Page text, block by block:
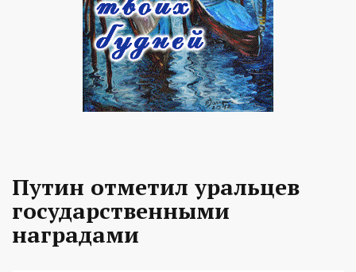
Путин отметил уральцев
государственными
наградами